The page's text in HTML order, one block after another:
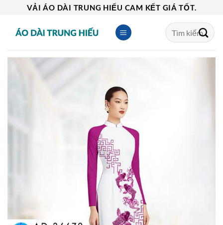
content
VẢI ÁO DÀI TRUNG HIẾU CAM KẾT GIÁ TỐT.
Tìm
kiếm: